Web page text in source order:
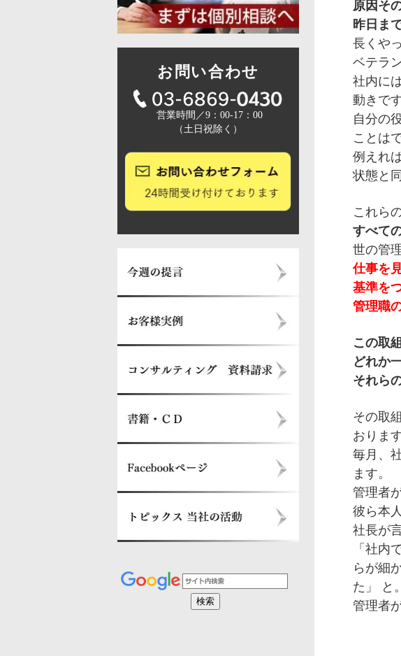
原因そ
昨日ま
長くや
ベテラ
社内に
動きで
自分の
ことは
例えれ
状態と
これら
すべて
世の管
仕事を
基準を
管理職
この取
どれか
それら
その取
おります
毎月、
ます。
管理者
彼ら本
社長が
「社内
らが細
た」 と。
管理者
お問い合わせ
営業時間／9：00-17：00
（土日祝除く）